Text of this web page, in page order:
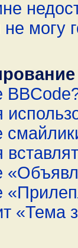
могу
«Тема